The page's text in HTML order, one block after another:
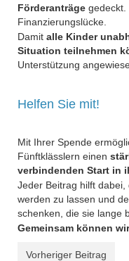
Förderanträge gedeckt.
Finanzierungslücke.
Damit alle Kinder
Situation teilnehmen
Unterstützung
Helfen Sie mit!
Mit Ihrer Spende
Fünftklässlern einen
verbindenden Start in
Jeder Beitrag hilft
werden zu lassen und
schenken, die sie lange
Gemeinsam können
Vorheriger Beitrag